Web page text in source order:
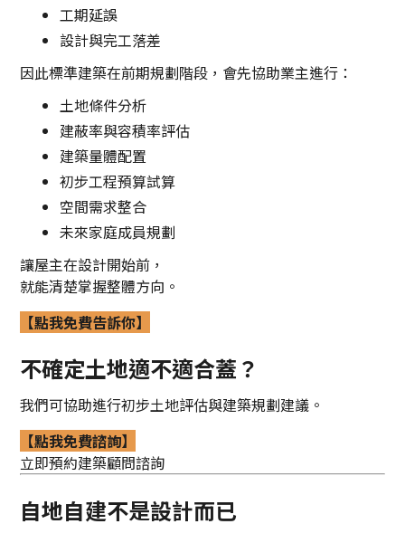
工期延誤
設計與完工落差
因此標準建築在前期規劃階段，會先協助業主進行：
土地條件分析
建蔽率與容積率評估
建築量體配置
初步工程預算試算
空間需求整合
未來家庭成員規劃
讓屋主在設計開始前，
就能清楚掌握整體方向。
【點我免費告訴你】
不確定土地適不適合蓋？
我們可協助進行初步土地評估與建築規劃建議。
【點我免費諮詢】
立即預約建築顧問諮詢
自地自建不是設計而已